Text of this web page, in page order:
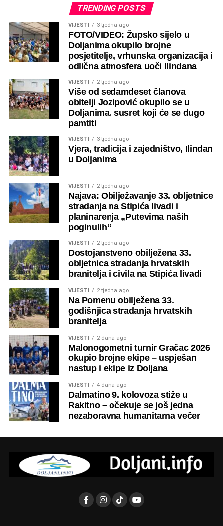
Škobićem, predsjednicom Vlade HNŽ-a Marijom Buhač,
ministrom unutarnjih poslova Marijom Marićem, ministrom
za pitanja branitelja Đurom Prkačinom, ministrom
poljoprivrede, vodoprivrede i šumarstva Mariom Juricom
te zastupnikom u Skupštini HNŽ-a Slavkom Bilićem.
Također, prisutni su bili i gradonačelnica Čapljine Iva
Rogić.
Nakon službenog dijela programa, Hrvatska udruga
logoraša HNŽ-a organizirala je prigodno druženje za sve
nazočne, gdje su sudionici imali priliku prisjetiti se teških
dana, ali i razgovarati o važnosti očuvanja istine o
stradanjima hrvatskih logoraša.
ali i na snagu i zajedništvo hrvatskog naroda u borbi za
slobodu i dostojanstvo
TRENDING POSTS
VIJESTI 3 tjedna ago
FOTO/VIDEO: Župsko sijelo u
Doljanima okupilo brojne
posjetitelje, vrhunska organizacija i
odlična atmosfera uoči Ilindana
VIJESTI 2 tjedna ago
Više od sedamdeset članova
obitelji Jozipović okupilo se u
Doljanima, susret koji će se dugo
pamtiti
VIJESTI 3 tjedna ago
Vjera, tradicija i zajedništvo, Ilindan
u Doljanima
VIJESTI 2 tjedna ago
Najava: Obilježavanje 33. obljetnice
stradanja na Stipića livadi i
planinarenja „Putevima naših
poginulih“
VIJESTI 2 tjedna ago
Dostojanstveno obilježena 33.
obljetnica stradanja hrvatskih
branitelja i civila na Stipića livadi
VIJESTI 2 tjedna ago
Na Pomenu obilježena 33.
godišnjica stradanja hrvatskih
branitelja
VIJESTI 2 dana ago
Malonogometni turnir Gračac 2026
okupio brojne ekipe – uspješan
nastup i ekipe iz Doljana
VIJESTI 4 dana ago
Dalmatino 9. kolovoza stiže u
Rakitno – očekuje se još jedna
nezaboravna humanitarna večer